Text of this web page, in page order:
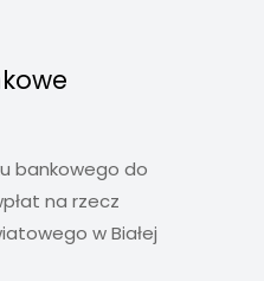
bankowego do
na rzecz
w Białej